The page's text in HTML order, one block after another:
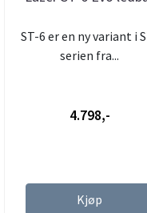
ST-6 er en ny variant i
serien fra...
4.798,-
Kjøp